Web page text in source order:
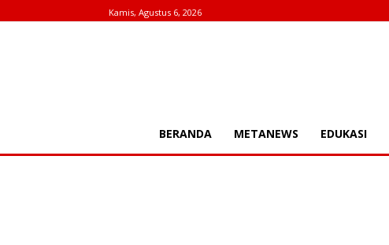
Kamis, Agustus 6, 2026
BERANDA METANEWS EDUKASI